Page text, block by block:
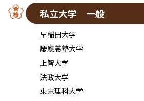
私立大学 一般
早稲田大学
慶應義塾大学
上智大学
法政大学
東京理科大学